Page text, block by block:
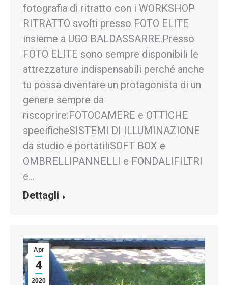
fotografia di ritratto con i WORKSHOP
RITRATTO svolti presso FOTO ELITE
insieme a UGO BALDASSARRE.Presso
FOTO ELITE sono sempre disponibili le
attrezzature indispensabili perché anche
tu possa diventare un protagonista di un
genere sempre da
riscoprire:FOTOCAMERE e OTTICHE
specificheSISTEMI DI ILLUMINAZIONE
da studio e portatiliSOFT BOX e
OMBRELLIPANNELLI e FONDALIFILTRI
e…
Dettagli
Apr
4
2020